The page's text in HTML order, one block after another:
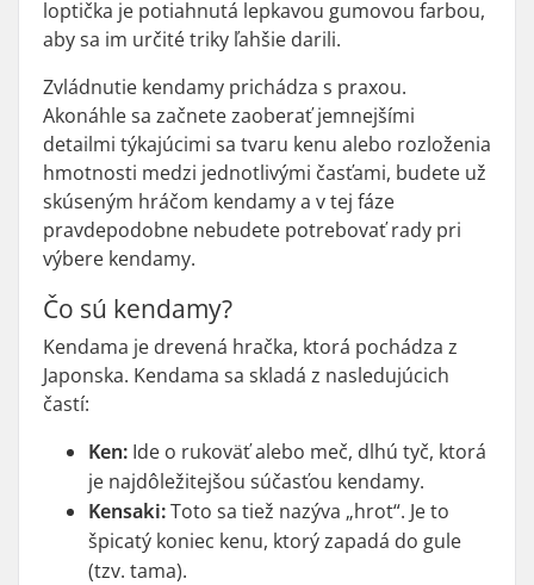
loptička je potiahnutá lepkavou gumovou farbou,
aby sa im určité triky ľahšie darili.
Zvládnutie kendamy prichádza s praxou.
Akonáhle sa začnete zaoberať jemnejšími
detailmi týkajúcimi sa tvaru kenu alebo rozloženia
hmotnosti medzi jednotlivými časťami, budete už
skúseným hráčom kendamy a v tej fáze
pravdepodobne nebudete potrebovať rady pri
výbere kendamy.
Čo sú kendamy?
Kendama je drevená hračka, ktorá pochádza z
Japonska. Kendama sa skladá z nasledujúcich
častí:
Ken: Ide o rukoväť alebo meč, dlhú tyč, ktorá
je najdôležitejšou súčasťou kendamy.
Kensaki:Toto sa tiež nazýva „hrot“. Je to
špicatý koniec kenu, ktorý zapadá do gule
(tzv. tama).